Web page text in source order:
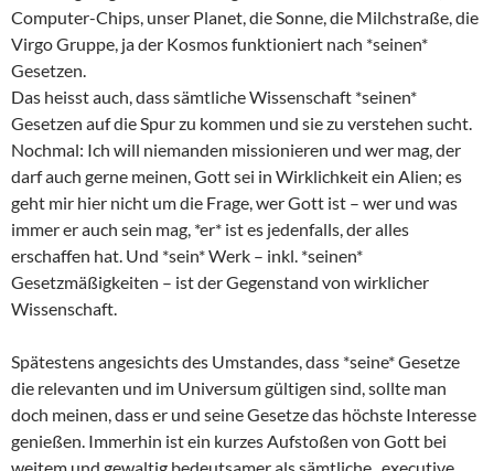
Computer-Chips, unser Planet, die Sonne, die Milchstraße, die
Virgo Gruppe, ja der Kosmos funktioniert nach *seinen*
Gesetzen.
Das heisst auch, dass sämtliche Wissenschaft *seinen*
Gesetzen auf die Spur zu kommen und sie zu verstehen sucht.
Nochmal: Ich will niemanden missionieren und wer mag, der
darf auch gerne meinen, Gott sei in Wirklichkeit ein Alien; es
geht mir hier nicht um die Frage, wer Gott ist – wer und was
immer er auch sein mag, *er* ist es jedenfalls, der alles
erschaffen hat. Und *sein* Werk – inkl. *seinen*
Gesetzmäßigkeiten – ist der Gegenstand von wirklicher
Wissenschaft.
Spätestens angesichts des Umstandes, dass *seine* Gesetze
die relevanten und im Universum gültigen sind, sollte man
doch meinen, dass er und seine Gesetze das höchste Interesse
genießen. Immerhin ist ein kurzes Aufstoßen von Gott bei